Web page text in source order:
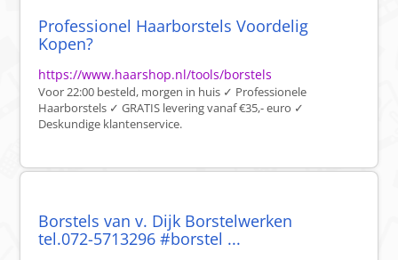
Professionel Haarborstels Voordelig
Kopen?
https://www.haarshop.nl/tools/borstels
Voor 22:00 besteld, morgen in huis ✓ Professionele
Haarborstels ✓ GRATIS levering vanaf €35,- euro ✓
Deskundige klantenservice.
Borstels van v. Dijk Borstelwerken
tel.072-5713296 #borstel ...